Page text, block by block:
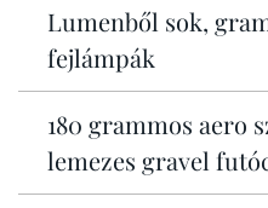
Lumenből sok,
fejlámpák
180 grammos aero
lemezes gravel